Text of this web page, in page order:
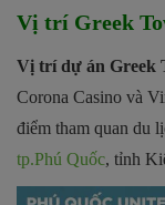
Vị trí Greek
Vị trí dự án Greek
Corona Casino và
điểm tham quan du
tp.Phú Quốc, tỉnh